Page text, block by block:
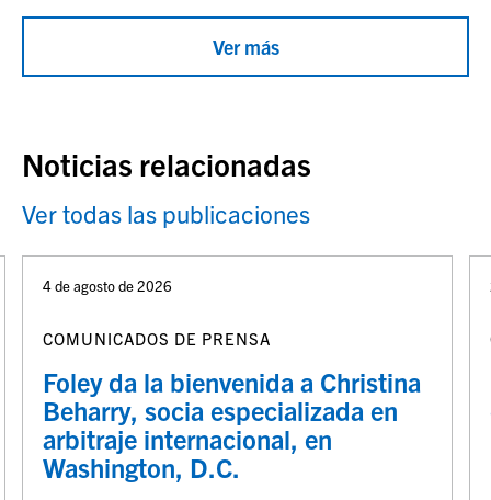
Ver más
Noticias relacionadas
Ver todas las publicaciones
4 de agosto de 2026
COMUNICADOS DE PRENSA
Foley da la bienvenida a Christina
Beharry, socia especializada en
arbitraje internacional, en
Washington, D.C.